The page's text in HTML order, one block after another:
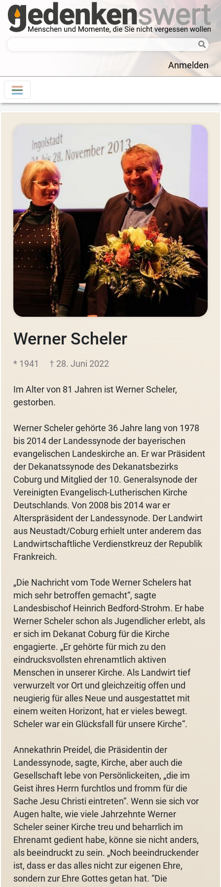
Anmelden
Werner Scheler
* 1941 † 28. Juni 2022
Im Alter von 81 Jahren ist Werner Scheler,
gestorben.
Werner Scheler gehörte 36 Jahre lang von 1978
bis 2014 der Landessynode der bayerischen
evangelischen Landeskirche an. Er war Präsident
der Dekanatssynode des Dekanatsbezirks
Coburg und Mitglied der 10. Generalsynode der
Vereinigten Evangelisch-Lutherischen Kirche
Deutschlands. Von 2008 bis 2014 war er
Alterspräsident der Landessynode. Der Landwirt
aus Neustadt/Coburg erhielt unter anderem das
Landwirtschaftliche Verdienstkreuz der Republik
Frankreich.
„Die Nachricht vom Tode Werner Schelers hat
mich sehr betroffen gemacht“, sagte
Landesbischof Heinrich Bedford-Strohm. Er habe
Werner Scheler schon als Jugendlicher erlebt, als
er sich im Dekanat Coburg für die Kirche
engagierte. „Er gehörte für mich zu den
eindrucksvollsten ehrenamtlich aktiven
Menschen in unserer Kirche. Als Landwirt tief
verwurzelt vor Ort und gleichzeitig offen und
neugierig für alles Neue und ausgestattet mit
einem weiten Horizont, hat er vieles bewegt.
Scheler war ein Glücksfall für unsere Kirche“.
Annekathrin Preidel, die Präsidentin der
Landessynode, sagte, Kirche, aber auch die
Gesellschaft lebe von Persönlickeiten, „die im
Geist ihres Herrn furchtlos und fromm für die
Sache Jesu Christi eintreten“. Wenn sie sich vor
Augen halte, wie viele Jahrzehnte Werner
Scheler seiner Kirche treu und beharrlich im
Ehrenamt gedient habe, könne sie nicht anders,
als beeindruckt zu sein. „Noch beeindruckender
ist, dass er das alles nicht zur eigenen Ehre,
sondern zur Ehre Gottes getan hat. “Die